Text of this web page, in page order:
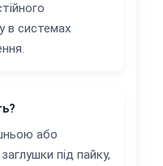
в системах
або
під пайку,